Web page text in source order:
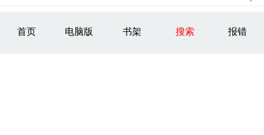
首页 电脑版 书架 搜索 报错